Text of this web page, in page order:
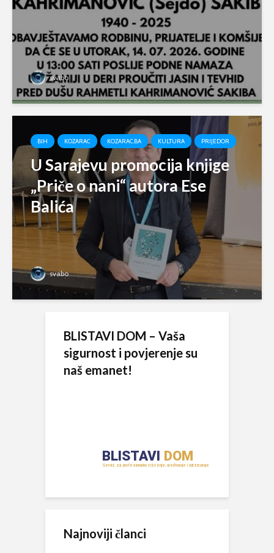
svabo
BIH KOZARAC KOZARAC.BA KULTURA PRIJEDOR
U Sarajevu promocija knjige
„Priče o nani“ autora Ese
Balića
svabo
BLISTAVI DOM – Vaša
sigurnost i povjerenje su
naš emanet!
Najnoviji članci